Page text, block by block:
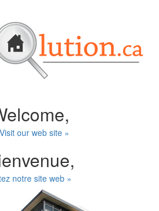
Visit our web site »
notre site web »